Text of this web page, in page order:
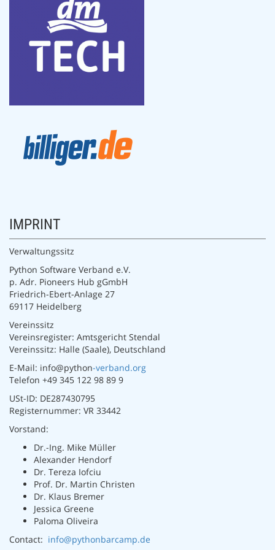
IMPRINT
Verwaltungssitz
Python Software Verband e.V.
p. Adr. Pioneers Hub gGmbH
Friedrich-Ebert-Anlage 27
69117 Heidelberg
Vereinssitz
Vereinsregister: Amtsgericht Stendal
Vereinssitz: Halle (Saale), Deutschland
E-Mail: info@python-verband.org
Telefon +49 345 122 98 89 9
USt-ID: DE287430795
Registernummer: VR 33442
Vorstand:
Dr.-Ing. Mike Müller
Alexander Hendorf
Dr. Tereza Iofciu
Prof. Dr. Martin Christen
Dr. Klaus Bremer
Jessica Greene
Paloma Oliveira
Contact: info@pythonbarcamp.de